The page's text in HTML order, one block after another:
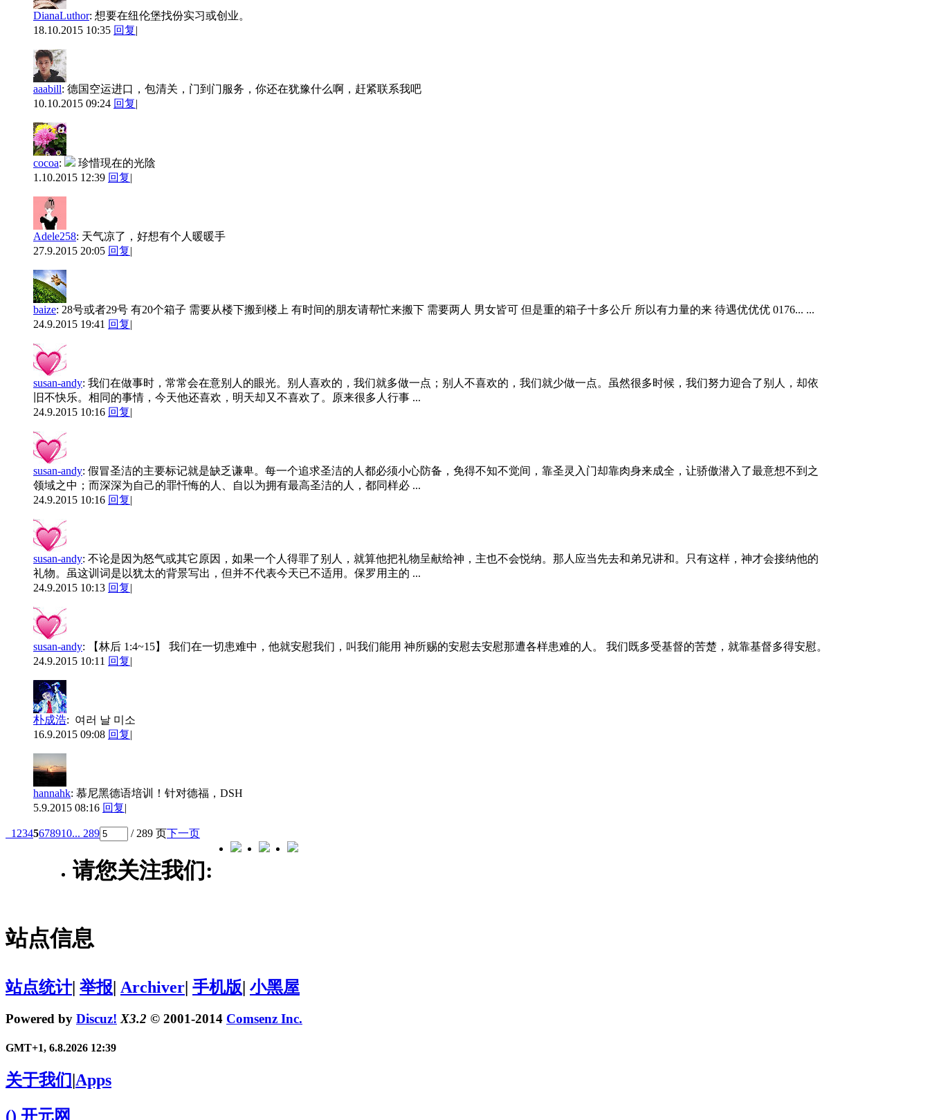
DianaLuthor: 想要在纽伦堡找份实习或创业。
18.10.2015 10:35 回复|
aaabill: 德国空运进口，包清关，门到门服务，你还在犹豫什么啊，赶紧联系我吧
10.10.2015 09:24 回复|
cocoa:
珍惜現在的光陰
1.10.2015 12:39 回复|
Adele258: 天气凉了，好想有个人暖暖手
27.9.2015 20:05 回复|
baize: 28号或者29号 有20个箱子 需要从楼下搬到楼上 有时间的朋友请帮忙来搬下 需要两人 男女皆可 但是重的箱子十多公斤 所以有力量的来 待遇优优优 0176... ...
24.9.2015 19:41 回复|
susan-andy: 我们在做事时，常常会在意别人的眼光。别人喜欢的，我们就多做一点；别人不喜欢的，我们就少做一点。虽然很多时候，我们努力迎合了别人，却依
旧不快乐。相同的事情，今天他还喜欢，明天却又不喜欢了。原来很多人行事 ...
24.9.2015 10:16 回复|
susan-andy: 假冒圣洁的主要标记就是缺乏谦卑。每一个追求圣洁的人都必须小心防备，免得不知不觉间，靠圣灵入门却靠肉身来成全，让骄傲潜入了最意想不到之
领域之中；而深深为自己的罪忏悔的人、自以为拥有最高圣洁的人，都同样必 ...
24.9.2015 10:16 回复|
susan-andy: 不论是因为怒气或其它原因，如果一个人得罪了别人，就算他把礼物呈献给神，主也不会悦纳。那人应当先去和弟兄讲和。只有这样，神才会接纳他的
礼物。虽这训词是以犹太的背景写出，但并不代表今天已不适用。保罗用主的 ...
24.9.2015 10:13 回复|
susan-andy:
【林后 1:4~15】 我们在一切患难中，他就安慰我们，叫我们能用 神所赐的安慰去安慰那遭各样患难的人。 我们既多受基督的苦楚，就靠基督多得安慰。
24.9.2015 10:11 回复|
朴成浩: 여러 날 미소
16.9.2015 09:08 回复|
hannahk: 慕尼黑德语培训！针对德福，DSH
5.9.2015 08:16 回复|
1 2345678910... 289 / 289 页下一页
请您关注我们:
站点信息
站点统计| 举报| Archiver| 手机版| 小黑屋
Powered by Discuz! X3.2 © 2001-2014 Comsenz Inc.
GMT+1, 6.8.2026 12:39
关于我们|Apps
() 开元网